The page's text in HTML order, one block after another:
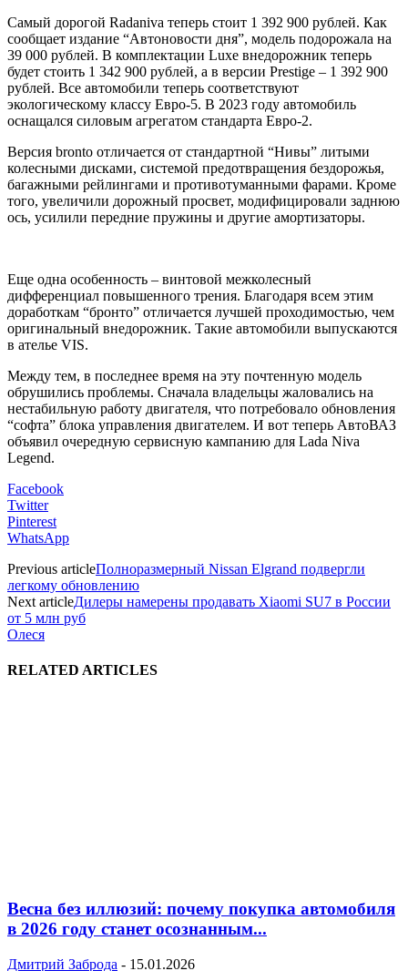
Самый дорогой Radaniva теперь стоит 1 392 900 рублей. Как
сообщает издание “Автоновости дня”, модель подорожала на
39 000 рублей. В комплектации Luxe внедорожник теперь
будет стоить 1 342 900 рублей, а в версии Prestige – 1 392 900
рублей. Все автомобили теперь соответствуют
экологическому классу Евро-5. В 2023 году автомобиль
оснащался силовым агрегатом стандарта Евро-2.
Версия bronto отличается от стандартной “Нивы” литыми
колесными дисками, системой предотвращения бездорожья,
багажными рейлингами и противотуманными фарами. Кроме
того, увеличили дорожный просвет, модифицировали заднюю
ось, усилили передние пружины и другие амортизаторы.
Еще одна особенность – винтовой межколесный
дифференциал повышенного трения. Благодаря всем этим
доработкам “бронто” отличается лучшей проходимостью, чем
оригинальный внедорожник. Такие автомобили выпускаются
в ателье VIS.
Между тем, в последнее время на эту почтенную модель
обрушились проблемы. Сначала владельцы жаловались на
нестабильную работу двигателя, что потребовало обновления
“софта” блока управления двигателем. И вот теперь АвтоВАЗ
объявил очередную сервисную кампанию для Lada Niva
Legend.
Facebook
Twitter
Pinterest
WhatsApp
Previous articleПолноразмерный Nissan Elgrand подвергли
легкому обновлению
Next articleДилеры намерены продавать Xiaomi SU7 в России
от 5 млн руб
Олеся
RELATED ARTICLES
Весна без иллюзий: почему покупка автомобиля
в 2026 году станет осознанным...
Дмитрий Заброда - 15.01.2026